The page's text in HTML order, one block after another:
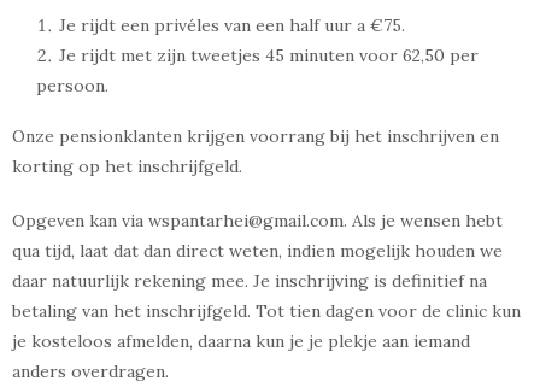
Je rijdt een privéles van een half uur a €75.
Je rijdt met zijn tweetjes 45 minuten voor 62,50 per
persoon.
Onze pensionklanten krijgen voorrang bij het inschrijven en
korting op het inschrijfgeld.
Opgeven kan via wspantarhei@gmail.com. Als je wensen hebt
qua tijd, laat dat dan direct weten, indien mogelijk houden we
daar natuurlijk rekening mee. Je inschrijving is definitief na
betaling van het inschrijfgeld. Tot tien dagen voor de clinic kun
je kosteloos afmelden, daarna kun je je plekje aan iemand
anders overdragen.